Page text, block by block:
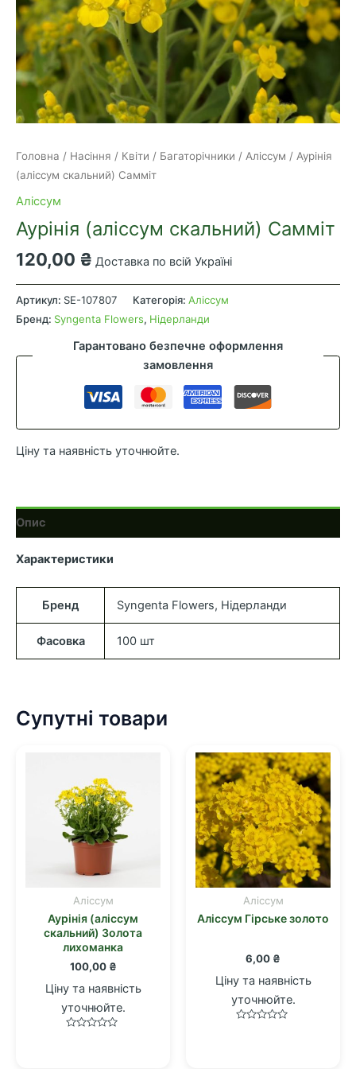
Головна / Насіння / Квіти / Багаторічники / Аліссум / Аурінія
(аліссум скальний) Самміт
Аліссум
Аурінія (аліссум скальний) Самміт
120,00 ₴ Доставка по всій Україні
Аурінія
(аліссум
скальний)
кількість
Артикул: SE-107807 Категорія: Аліссум
Бренд: Syngenta Flowers, Нідерланди
Гарантовано безпечне оформлення
замовлення
Ціну та наявність уточнюйте.
Опис
Характеристики
Бренд Syngenta Flowers, Нідерланди
Фасовка 100 шт
Супутні товари
Аліссум
Аурінія (аліссум
скальний) Золота
лихоманка
100,00 ₴
Ціну та наявність
уточнюйте.
Аліссум
Аліссум Гірське золото
6,00 ₴
Ціну та наявність
уточнюйте.